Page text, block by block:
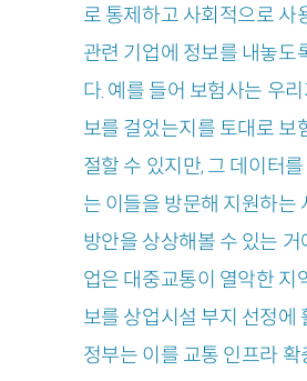
로 통제하고 사회적으로 사
관련 기업에 정보를 내놓도
다. 예를 들어 보험사는 우
보를 걸었는지를 토대로 보
절할 수 있지만, 그 데이터
는 이들을 방문해 지원하는
방안을 상상해볼 수 있는 거
업은 대중교통이 열악한 지
보를 상업시설 부지 선정에
정부는 이를 교통 인프라